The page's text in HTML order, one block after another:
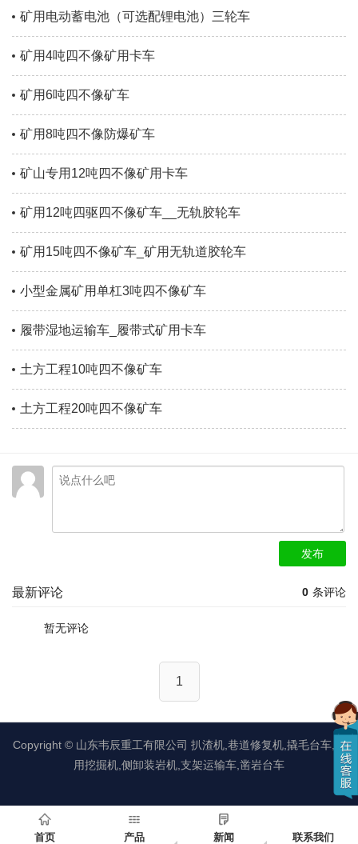
首页 产品 新闻 联系我们
矿用电动蓄电池（可选配锂电池）三轮车
矿用4吨四不像矿用卡车
矿用6吨四不像矿车
矿用8吨四不像防爆矿车
矿山专用12吨四不像矿用卡车
矿用12吨四驱四不像矿车__无轨胶轮车
矿用15吨四不像矿车_矿用无轨道胶轮车
小型金属矿用单杠3吨四不像矿车
履带湿地运输车_履带式矿用卡车
土方工程10吨四不像矿车
土方工程20吨四不像矿车
发布
0 条评论
最新评论
暂无评论
1
Copyright © 山东韦辰重工有限公司 扒渣机,巷道修复机,撬毛台车,矿
用挖掘机,侧卸装岩机,支架运输车,凿岩台车